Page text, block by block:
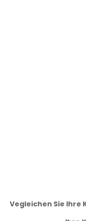
Vegleichen Sie Ihre